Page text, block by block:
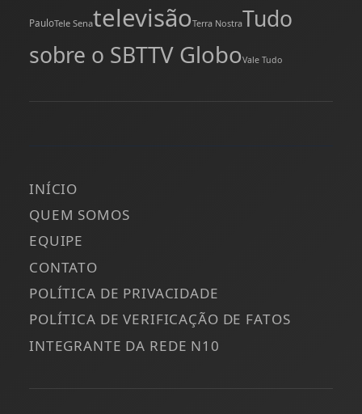
PauloTele SenatelevisãoTerra NostraTudo
sobre o SBTTV GloboVale Tudo
INÍCIO
QUEM SOMOS
EQUIPE
CONTATO
POLÍTICA DE PRIVACIDADE
POLÍTICA DE VERIFICAÇÃO DE FATOS
INTEGRANTE DA REDE N10